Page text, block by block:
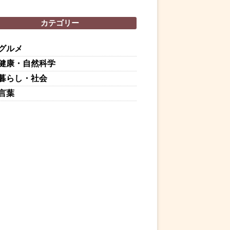
カテゴリー
ルメ
康・自然科学
らし・社会
葉